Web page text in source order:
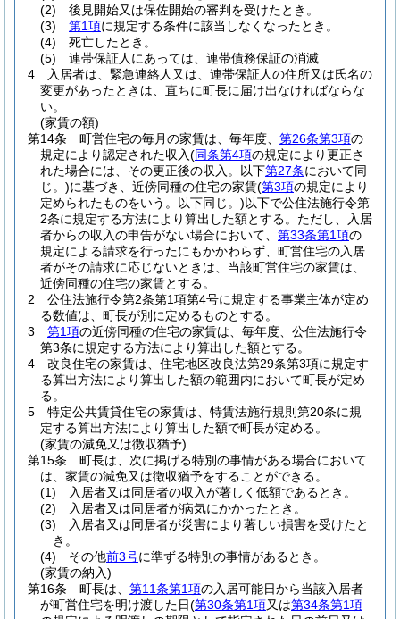
(2)
後見開始又は保佐開始の審判を受けたとき。
(3)
第1項に規定する条件に該当しなくなったとき。
(4)
死亡したとき。
(5)
連帯保証人にあっては、連帯債務保証の消滅
4
入居者は、緊急連絡人又は、連帯保証人の住所又は氏名の
変更があったときは、直ちに町長に届け出なければならな
い。
(家賃の額)
第14条
町営住宅の毎月の家賃は、毎年度、 第26条第3項の
規定により認定された収入(同条第4項の規定により更正さ
れた場合には、その更正後の収入。以下第27条において同
じ。)に基づき、近傍同種の住宅の家賃(第3項の規定により
定められたものをいう。以下同じ。)以下で公住法施行令第
2条に規定する方法により算出した額とする。 ただし、入居
者からの収入の申告がない場合において、 第33条第1項の
規定による請求を行ったにもかかわらず、町営住宅の入居
者がその請求に応じないときは、当該町営住宅の家賃は、
近傍同種の住宅の家賃とする。
2
公住法施行令第2条第1項第4号に規定する事業主体が定め
る数値は、町長が別に定めるものとする。
3
第1項の近傍同種の住宅の家賃は、毎年度、公住法施行令
第3条に規定する方法により算出した額とする。
4
改良住宅の家賃は、住宅地区改良法第29条第3項に規定す
る算出方法により算出した額の範囲内において町長が定め
る。
5
特定公共賃貸住宅の家賃は、特賃法施行規則第20条に規
定する算出方法により算出した額で町長が定める。
(家賃の減免又は徴収猶予)
第15条
町長は、次に掲げる特別の事情がある場合において
は、家賃の減免又は徴収猶予をすることができる。
(1)
入居者又は同居者の収入が著しく低額であるとき。
(2)
入居者又は同居者が病気にかかったとき。
(3)
入居者又は同居者が災害により著しい損害を受けたと
き。
(4)
その他前3号に準ずる特別の事情があるとき。
(家賃の納入)
第16条
町長は、 第11条第1項の入居可能日から当該入居者
が町営住宅を明け渡した日(第30条第1項又は第34条第1項